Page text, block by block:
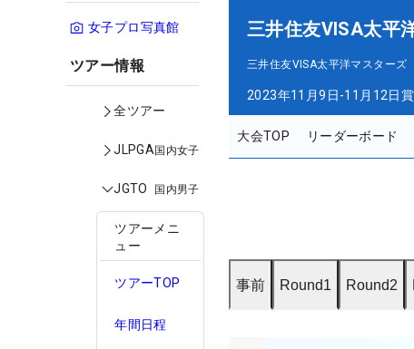
女子プロ写真館
ツアー情報
全ツアー
JLPGA国内女子
JGTO 国内男子
ツアーメニ
ュー
ツアーTOP
年間日程
三井住友VISA太平
三井住友VISA太平洋マスターズ
2023年11月9日-11月12日
大会TOP リーダーボード
事前 Round1 Round2